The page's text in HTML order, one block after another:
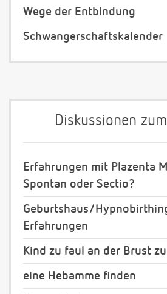
Wege der Entbindung
Schwangerschaftskalender
Diskussionen
Erfahrungen mit Plazenta
Spontan oder Sectio?
Geburtshaus/
Erfahrungen
Kind zu faul an der Brust
eine Hebamme finden